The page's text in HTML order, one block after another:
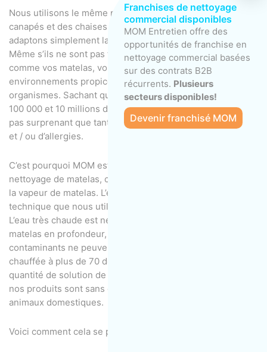
Nous utilisons le même procédé pour le nettoyage des
canapés et des chaises que pour les matelas, nous
adaptons simplement la solution de nettoyage au tissu.
Même s’ils ne sont pas très sales en apparence, tout
comme vos matelas, vos meubles rembourrés sont des
environnements propices à la prolifération des micro-
organismes. Sachant qu’un matelas peut contenir entre
100 000 et 10 millions d’acariens et leurs déchets, il n’est
pas surprenant que tant de personnes souffrent d’asthme
et / ou d’allergies.
C’est pourquoi MOM est fière d’offrir un service de
nettoyage de matelas, communément appelé nettoyage à
la vapeur de matelas. L’extraction à l’eau chaude est la
technique que nous utilisons pour nettoyer votre matelas.
L’eau très chaude est nécessaire pour bien nettoyer votre
matelas en profondeur, car les acariens et autres
contaminants ne peuvent être tués que lorsque l’eau est
chauffée à plus de 70 degrés. Nous utiliserons une petite
quantité de solution de nettoyage en cas de besoin, tous
nos produits sont sans danger pour les personnes et les
animaux domestiques.
Voici comment cela se passe:
Franchises de nettoyage
commercial disponibles
MOM Entretien offre des
opportunités de franchise en
nettoyage commercial basées
sur des contrats B2B
récurrents. Plusieurs
secteurs disponibles!
Devenir franchisé MOM